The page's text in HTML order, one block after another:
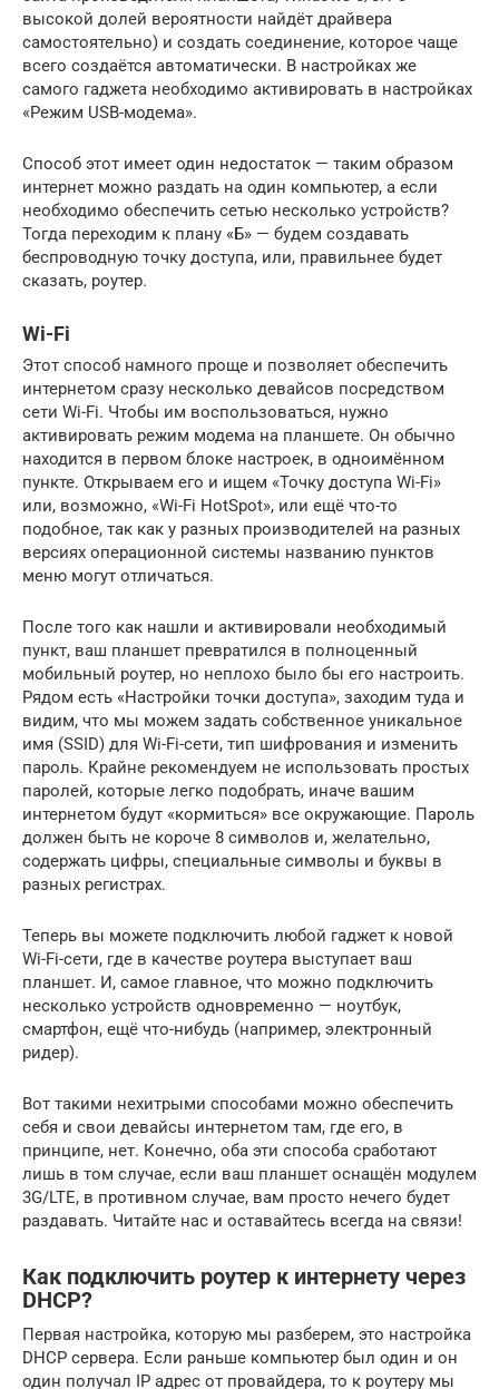
высокой долей вероятности найдёт драйвера
самостоятельно) и создать соединение, которое чаще
всего создаётся автоматически. В настройках же
самого гаджета необходимо активировать в настройках
«Режим USB-модема».
Способ этот имеет один недостаток — таким образом
интернет можно раздать на один компьютер, а если
необходимо обеспечить сетью несколько устройств?
Тогда переходим к плану «Б» — будем создавать
беспроводную точку доступа, или, правильнее будет
сказать, роутер.
Wi-Fi
Этот способ намного проще и позволяет обеспечить
интернетом сразу несколько девайсов посредством
сети Wi-Fi. Чтобы им воспользоваться, нужно
активировать режим модема на планшете. Он обычно
находится в первом блоке настроек, в одноимённом
пункте. Открываем его и ищем «Точку доступа Wi-Fi»
или, возможно, «Wi-Fi HotSpot», или ещё что-то
подобное, так как у разных производителей на разных
версиях операционной системы названию пунктов
меню могут отличаться.
После того как нашли и активировали необходимый
пункт, ваш планшет превратился в полноценный
мобильный роутер, но неплохо было бы его настроить.
Рядом есть «Настройки точки доступа», заходим туда и
видим, что мы можем задать собственное уникальное
имя (SSID) для Wi-Fi-сети, тип шифрования и изменить
пароль. Крайне рекомендуем не использовать простых
паролей, которые легко подобрать, иначе вашим
интернетом будут «кормиться» все окружающие. Пароль
должен быть не короче 8 символов и, желательно,
содержать цифры, специальные символы и буквы в
разных регистрах.
Теперь вы можете подключить любой гаджет к новой
Wi-Fi-сети, где в качестве роутера выступает ваш
планшет. И, самое главное, что можно подключить
несколько устройств одновременно — ноутбук,
смартфон, ещё что-нибудь (например, электронный
ридер).
Вот такими нехитрыми способами можно обеспечить
себя и свои девайсы интернетом там, где его, в
принципе, нет. Конечно, оба эти способа сработают
лишь в том случае, если ваш планшет оснащён модулем
3G/LTE, в противном случае, вам просто нечего будет
раздавать. Читайте нас и оставайтесь всегда на связи!
Как подключить роутер к интернету через
DHCP?
Первая настройка, которую мы разберем, это настройка
DHCP сервера. Если раньше компьютер был один и он
один получал IP адрес от провайдера, то к роутеру мы